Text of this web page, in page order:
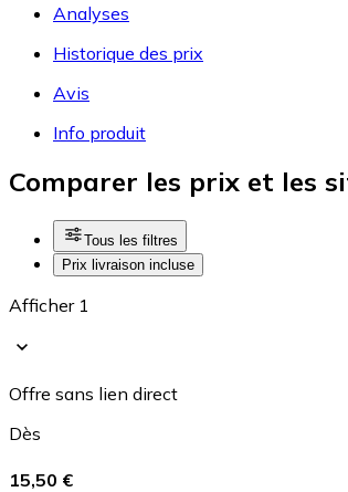
Analyses
Historique des prix
Avis
Info produit
Comparer les prix et les
Tous les filtres
Prix livraison incluse
Afficher 1
Offre sans lien direct
Dès
15,50 €